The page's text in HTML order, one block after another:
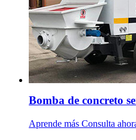
Bomba de concreto
Aprende más Consulta